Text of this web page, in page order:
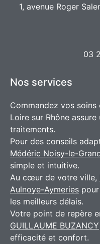
1, avenue Roger
03
Nos services
Commandez vos soins
Loire sur Rhône assure
traitements.
Pour des conseils
Médéric Noisy-le-
simple et intuitive.
Au cœur de votre ville,
Aulnoye-Aymeries
les meilleurs délais.
Votre point de repère
GUILLAUME BUZANCY
efficacité et confort.